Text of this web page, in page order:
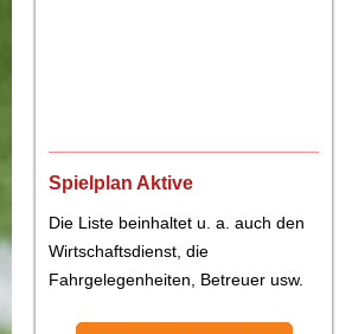
Spielplan Aktive
Die Liste beinhaltet u. a. auch den
Wirtschaftsdienst, die
Fahrgelegenheiten, Betreuer usw.